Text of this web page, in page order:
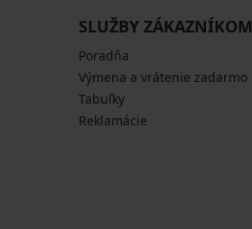
SLUŽBY ZÁKAZNÍKOM
Poradňa
Výmena a vrátenie zadarmo
Tabuľky
Reklamácie